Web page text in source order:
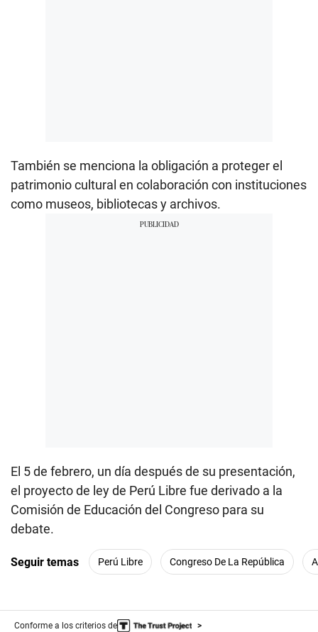
También se menciona la obligación a proteger el
patrimonio cultural en colaboración con instituciones
como museos, bibliotecas y archivos.
El 5 de febrero, un día después de su presentación,
el proyecto de ley de Perú Libre fue derivado a la
Comisión de Educación del Congreso para su
debate.
Seguir temas Perú Libre Congreso De La República
Conforme a los criterios de